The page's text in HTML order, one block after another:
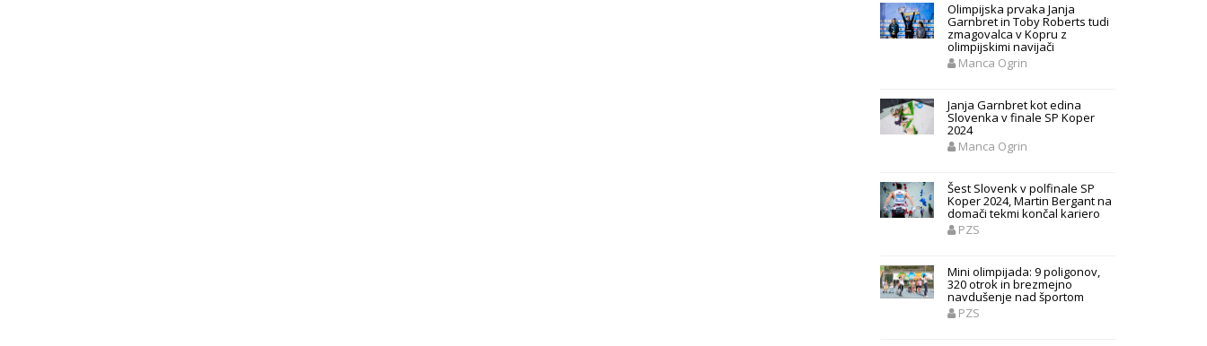
Olimpijska prvaka Janja
Garnbret in Toby Roberts tudi
zmagovalca v Kopru z
olimpijskimi navijači
Manca Ogrin
Janja Garnbret kot edina
Slovenka v finale SP Koper
2024
Manca Ogrin
Šest Slovenk v polfinale SP
Koper 2024, Martin Bergant na
domači tekmi končal kariero
PZS
Mini olimpijada: 9 poligonov,
320 otrok in brezmejno
navdušenje nad športom
PZS